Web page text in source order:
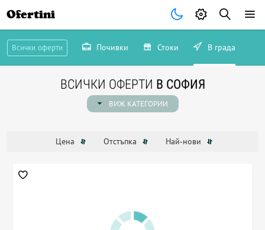
Ofertini
Всички оферти Почивки Стоки В града
ВСИЧКИ ОФЕРТИ В СОФИЯ
ВИЖ КАТЕГОРИИ
Цена Отстъпка Най-нови